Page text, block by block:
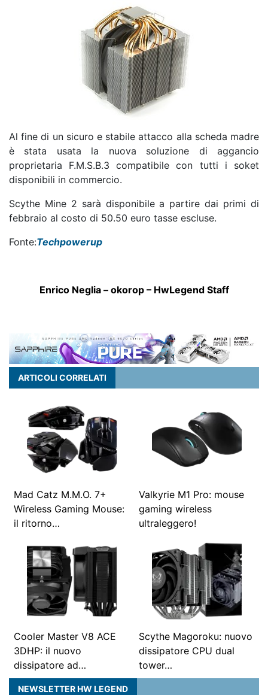
Al fine di un sicuro e stabile attacco alla scheda madre
è stata usata la nuova soluzione di aggancio
proprietaria F.M.S.B.3 compatibile con tutti i soket
disponibili in commercio.
Scythe Mine 2 sarà disponibile a partire dai primi di
febbraio al costo di 50.50 euro tasse escluse.
Fonte:Techpowerup
Enrico Neglia – okorop – HwLegend Staff
ARTICOLI CORRELATI
Mad Catz M.M.O. 7+
Wireless Gaming Mouse:
il ritorno…
Valkyrie M1 Pro: mouse
gaming wireless
ultraleggero!
Cooler Master V8 ACE
3DHP: il nuovo
dissipatore ad…
Scythe Magoroku: nuovo
dissipatore CPU dual
tower…
NEWSLETTER HW LEGEND